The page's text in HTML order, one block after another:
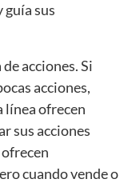
guía sus
acciones. Si
acciones,
línea ofrecen
sus acciones
cuando vende o